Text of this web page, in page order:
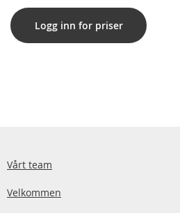
Logg inn for priser
Vårt team
Velkommen